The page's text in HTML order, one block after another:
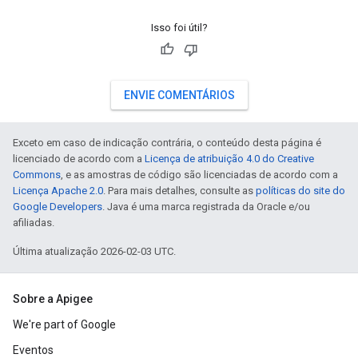
Isso foi útil?
ENVIE COMENTÁRIOS
Exceto em caso de indicação contrária, o conteúdo desta página é
licenciado de acordo com a Licença de atribuição 4.0 do Creative
Commons , e as amostras de código são licenciadas de acordo com a
Licença Apache 2.0 . Para mais detalhes, consulte as políticas do site do
Google Developers . Java é uma marca registrada da Oracle e/ou
afiliadas.
Última atualização 2026-02-03 UTC.
Sobre a Apigee
We're part of Google
Eventos